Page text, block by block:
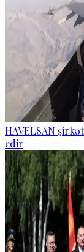
HAVELSAN
edir